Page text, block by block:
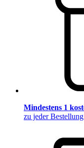
Mindestens 1
zu jeder Bestellung